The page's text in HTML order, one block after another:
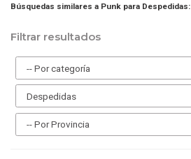
Búsquedas similares a Punk para Despedidas:
Filtrar resultados